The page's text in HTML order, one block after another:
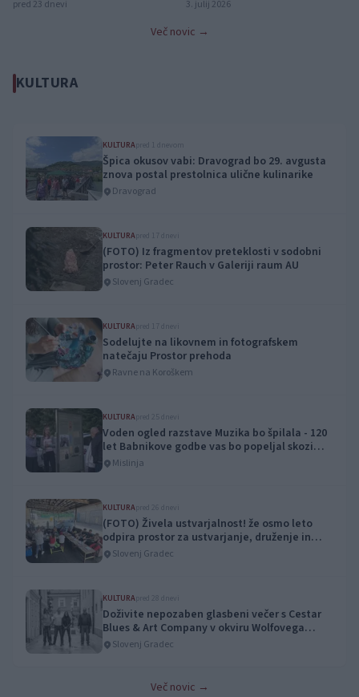
pred 23 dnevi 3. julij 2026
Več novic →
KULTURA
KULTURA pred 1 dnevom
Špica okusov vabi: Dravograd bo 29. avgusta
znova postal prestolnica ulične kulinarike
Dravograd
KULTURA pred 17 dnevi
(FOTO) Iz fragmentov preteklosti v sodobni
prostor: Peter Rauch v Galeriji raum AU
Slovenj Gradec
KULTURA pred 17 dnevi
Sodelujte na likovnem in fotografskem
natečaju Prostor prehoda
Ravne na Koroškem
KULTURA pred 25 dnevi
Voden ogled razstave Muzika bo špilala - 120
let Babnikove godbe vas bo popeljal skozi
edinstveno zgodbo
Mislinja
KULTURA pred 26 dnevi
(FOTO) Živela ustvarjalnost! že osmo leto
odpira prostor za ustvarjanje, druženje in
nove ideje
Slovenj Gradec
KULTURA pred 28 dnevi
Doživite nepozaben glasbeni večer s Cestar
Blues & Art Company v okviru Wolfovega
poletnega festivala
Slovenj Gradec
Več novic →